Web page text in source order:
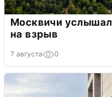
Москвичи
на взрыв
7 августа 0